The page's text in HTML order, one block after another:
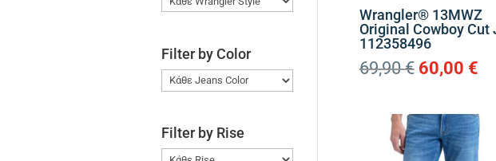
Filter by Color
Filter by Rise
Wrangler® 13MWZ
Original Cowboy Cut
112358496
69,90€ Original
was:
69,90 €.
60,00 €Η